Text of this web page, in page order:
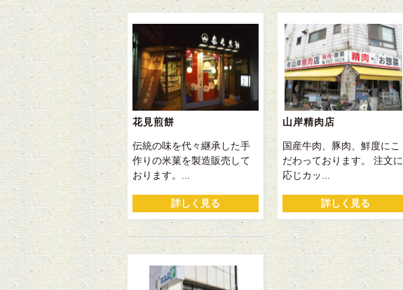
花見煎餅
伝統の味を代々継承した手
作りの米菓を製造販売して
おります。...
詳しく見る
山岸精肉店
国産牛肉、豚肉、鮮度にこ
だわっております。 注文に
応じカッ...
詳しく見る